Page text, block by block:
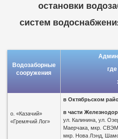
остановки
систем
Водозаборные
сооружения
о. «Казачий»
«Гремячий Лог»
в Октябрьском
в части
ул. Калинина, ул.
Маерчака, мкр.
мкр. Нова Лэнд,